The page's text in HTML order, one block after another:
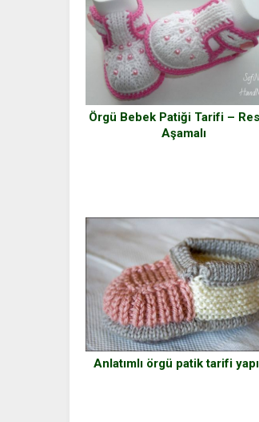
Örgü Bebek Patiği Tarifi –
Aşamalı
Anlatımlı örgü patik tarifi